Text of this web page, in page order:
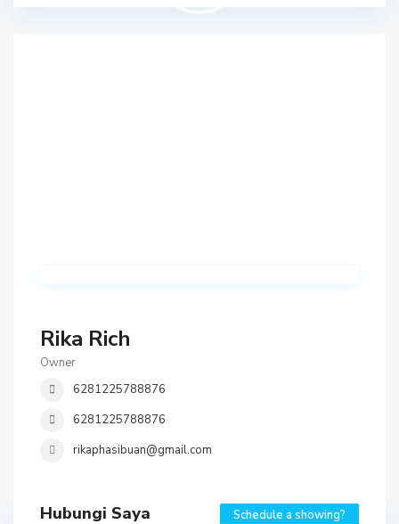
Rika Rich
Owner
6281225788876
6281225788876
rikaphasibuan@gmail.com
Hubungi Saya Schedule a showing?